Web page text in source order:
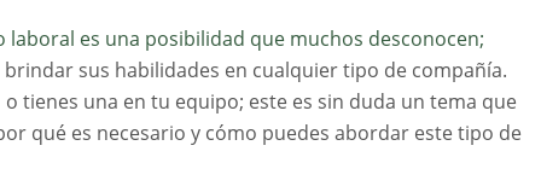
laboral es una posibilidad que muchos desconocen;
sus habilidades en cualquier tipo de compañía.
tienes una en tu equipo; este es sin duda un tema que
qué es necesario y cómo puedes abordar este tipo de